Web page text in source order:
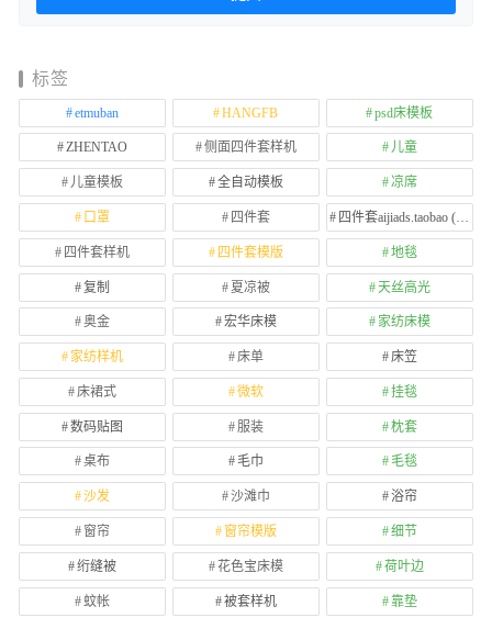
标签
etmuban HANGFB psd床模板
ZHENTAO 侧面四件套样机 儿童
儿童模板 全自动模板 凉席
口罩 四件套 四件套aijiads.taobao (1639)
四件套样机 四件套模版 地毯
复制 夏凉被 天丝高光
奥金 宏华床模 家纺床模
家纺样机 床单 床笠
床裙式 微软 挂毯
数码贴图 服装 枕套
桌布 毛巾 毛毯
沙发 沙滩巾 浴帘
窗帘 窗帘模版 细节
绗缝被 花色宝床模 荷叶边
蚊帐 被套样机 靠垫